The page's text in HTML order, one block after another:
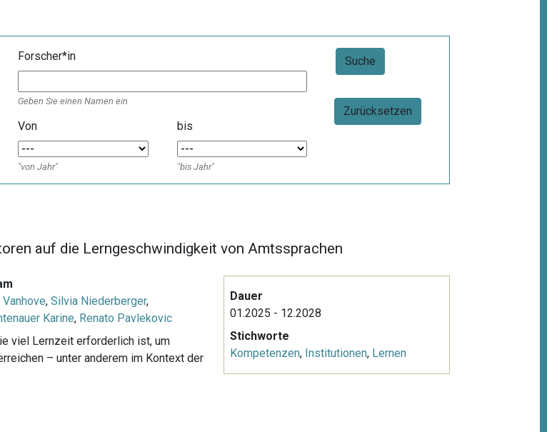
Forscher*in
Geben Sie einen Namen ein
Von
"von Jahr"
bis
"bis Jahr"
Zurücksetzen
auf die Lerngeschwindigkeit von Amtssprachen
Vanhove,Silvia Niederberger,
Karine, Renato Pavlekovic
viel Lernzeit erforderlich ist, um
– unter anderem im Kontext der
Dauer
01.2025 - 12.2028
Stichworte
Kompetenzen, Institutionen, Lernen